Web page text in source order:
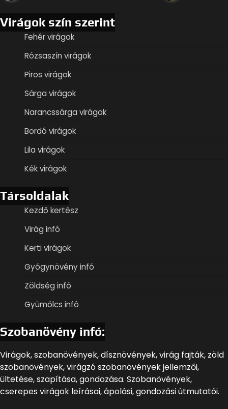
Virágok szín szerint
Fehér virágok
Rózsaszín virágok
Piros virágok
Sárga virágok
Narancssárga virágok
Bordó virágok
Lila virágok
Kék virágok
Társoldalak
Kezdő kertész
Virág infó
Kerti virágok
Gyógynövény infó
Zöldség infó
Gyümölcs infó
Szobanövény infó:
Virágok, szobanövények, dísznövények, virág fajták, zöld
szobanövények, virágzó szobanövények jellemzői,
ültetése, szapítása, gondozása. Szobanövények,
cserepes virágok leírásai, ápolási, gondozási útmutatói.